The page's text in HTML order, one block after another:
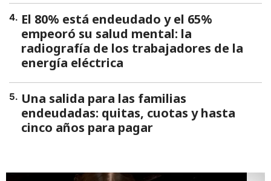
empeoró su salud mental: la
radiografía de los trabajadores de la
energía eléctrica
endeudadas: quitas, cuotas y hasta
cinco años para pagar